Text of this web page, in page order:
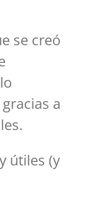
se creó
a
útiles (y